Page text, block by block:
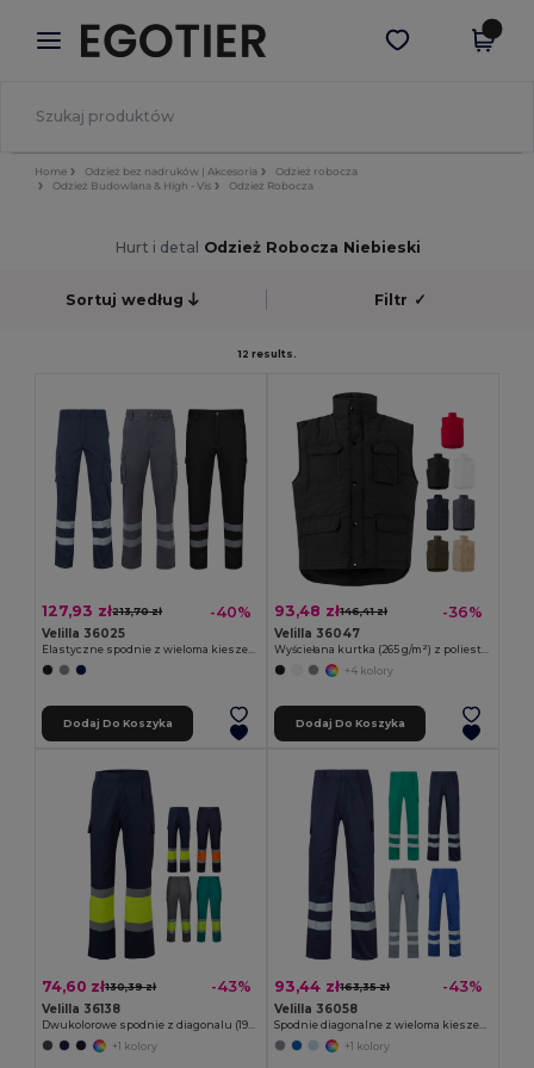
× Aplikacja Egotier
Lepsze ceny w aplikacji!
Pobierz app
Home Odzież bez nadruków | Akcesoria
Odzież robocza
Odzież Budowlana & High - Vis
Odzież Robocza
Hurt i detal Odzież Robocza Niebieski
Sortuj według Filtr ✓
12 results.
127,93 zł213,70 zł -40%
Velilla 36025
Elastyczne spodnie z wieloma kieszeniami (240 g/m²), z bawełny (46%), EME (38%) i poliestru (16%)
Dodaj Do Koszyka
93,48 zł146,41 zł -36%
Velilla 36047
Wyściełana kurtka (265 g/m²) z poliestru (100%)
+4 kolory
Dodaj Do Koszyka
74,60 zł130,39 zł -43%
Velilla 36138
+1 kolory
93,44 zł163,35 zł -43%
Velilla 36058
+1 kolory